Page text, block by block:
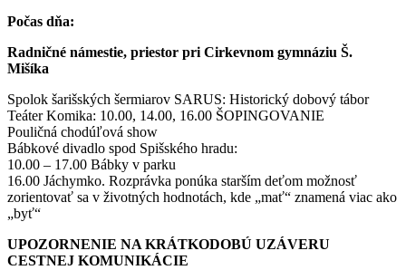
Počas dňa:
Radničné námestie, priestor pri Cirkevnom gymnáziu Š.
Mišíka
Spolok šarišských šermiarov SARUS: Historický dobový tábor
Teáter Komika: 10.00, 14.00, 16.00 ŠOPINGOVANIE
Pouličná chodúľová show
Bábkové divadlo spod Spišského hradu:
10.00 – 17.00 Bábky v parku
16.00 Jáchymko. Rozprávka ponúka starším deťom možnosť
zorientovať sa v životných hodnotách, kde „mať“ znamená viac ako
„byť“
UPOZORNENIE NA KRÁTKODOBÚ UZÁVERU
CESTNEJ KOMUNIKÁCIE